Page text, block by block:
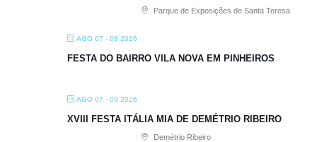
Parque de Exposições de Santa Teresa
AGO 07 - 08 2026
FESTA DO BAIRRO VILA NOVA EM PINHEIROS
AGO 07 - 09 2026
XVIII FESTA ITÁLIA MIA DE DEMÉTRIO RIBEIRO
Demétrio Ribeiro